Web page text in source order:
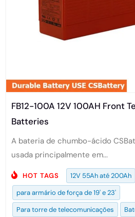
FB12-100A 12V 100AH Front
Batteries
A bateria de chumbo-ácido
usada principalmente em...
HOT TAGS
12V 55Ah até 200Ah
para armário de força de 19' e 23'
Para torre de telecomunicações